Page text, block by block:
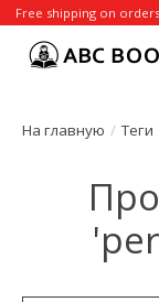
Free shipping on
На главную / Теги